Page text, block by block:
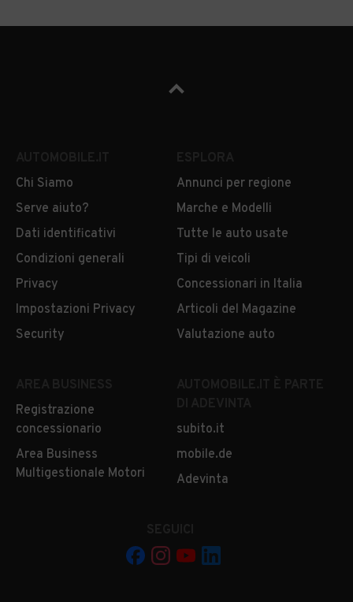
Chi Siamo
Serve aiuto?
Dati identificativi
Condizioni generali
Privacy
Impostazioni Privacy
Security
Annunci per regione
Marche e Modelli
Tutte le auto usate
Tipi di veicoli
Concessionari in Italia
Articoli del Magazine
Valutazione auto
Registrazione
concessionario
Area Business
Multigestionale Motori
subito.it
mobile.de
Adevinta